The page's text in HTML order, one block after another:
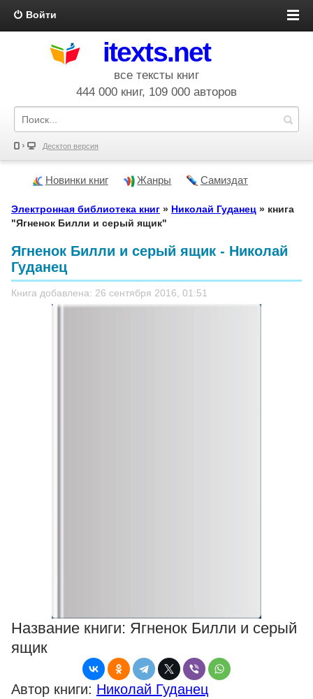
Войти
itexts.net
все тексты книг
444 000 книг, 109 000 авторов
Десктоп версия
Новинки книг Жанры Самиздат
Электронная библиотека книг » Николай Гуданец » книга
"Ягненок Билли и серый ящик"
Ягненок Билли и серый ящик - Николай
Гуданец
Книга добавлена: 26 сентября 2016, 01:51
Название книги: Ягненок Билли и серый
ящик
Автор книги: Николай Гуданец